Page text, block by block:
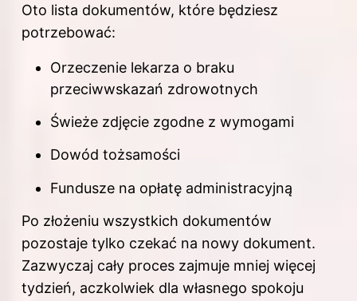
Oto lista dokumentów, które będziesz
potrzebować:
Orzeczenie lekarza o braku
przeciwwskazań zdrowotnych
Świeże zdjęcie zgodne z wymogami
Dowód tożsamości
Fundusze na opłatę administracyjną
Po złożeniu wszystkich dokumentów
pozostaje tylko czekać na nowy dokument.
Zazwyczaj cały proces zajmuje mniej więcej
tydzień, aczkolwiek dla własnego spokoju